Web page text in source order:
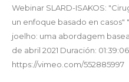
Webinar SLARD-ISAKOS:
un enfoque basado en
joelho: uma abordagem
de abril 2021 Duración:
https://vimeo.com/552885997